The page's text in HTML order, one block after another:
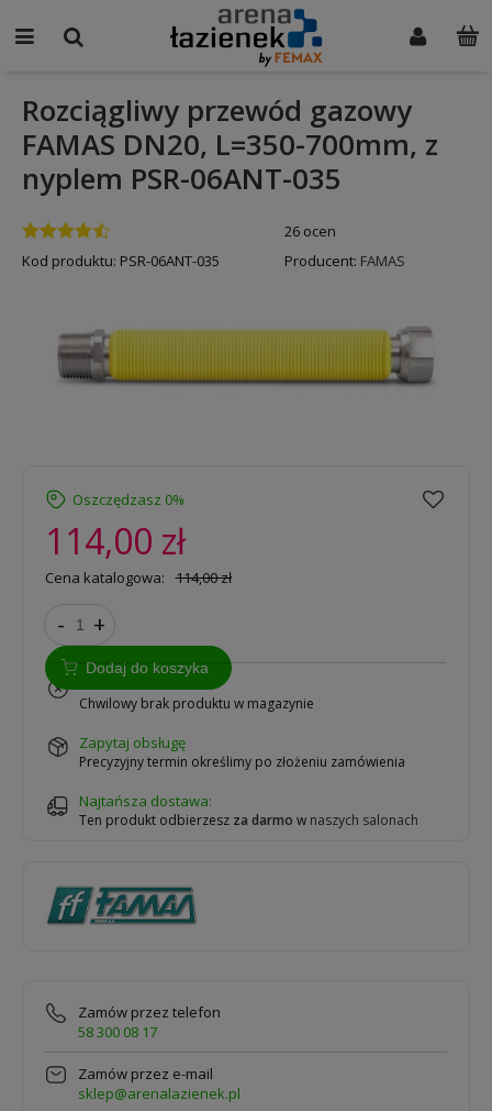
Rozciągliwy przewód gazowy
FAMAS DN20, L=350-700mm, z
nyplem PSR-06ANT-035
26 ocen
Kod produktu: PSR-06ANT-035 Producent: FAMAS
Oszczędzasz 0%
114,00 zł
Cena katalogowa: 114,00 zł
- +
Dodaj do koszyka
Chwilowy brak produktu w magazynie
zapytaj obsługę
Precyzyjny termin określimy po złożeniu zamówienia
Najtańsza dostawa:
Ten produkt odbierzesz za darmo w naszych salonach
Zamów przez telefon
58 300 08 17
Zamów przez e-mail
sklep@arenalazienek.pl